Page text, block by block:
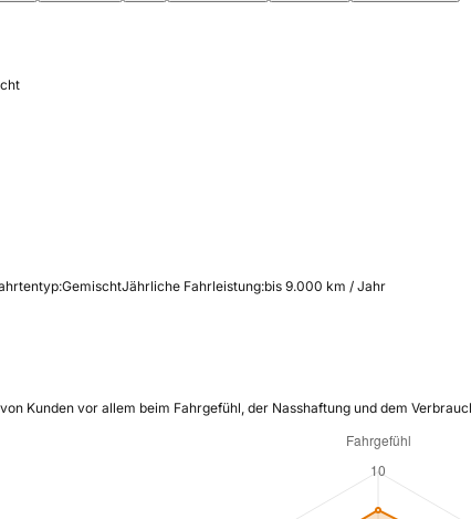
GemischtJährliche Fahrleistung:bis 9.000 km / Jahr
Kunden vor allem beim Fahrgefühl, der Nasshaftung und dem